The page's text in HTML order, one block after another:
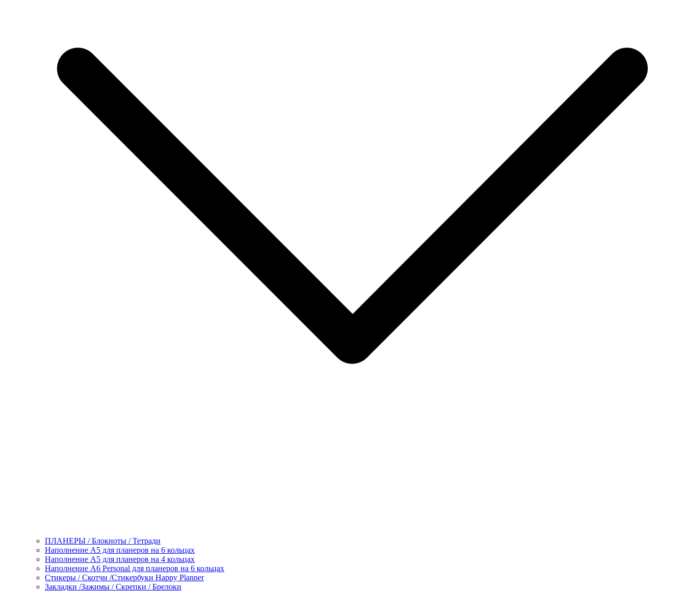
ПЛАНЕРЫ / Блокноты / Тетради
Наполнение А5 для планеров на 6 кольцах
Наполнение А5 для планеров на 4 кольцах
Наполнение А6 Personal для планеров на 6 кольцах
Стикеры / Скотчи /Стикербуки Happy Planner
Закладки /Зажимы / Скрепки / Брелоки